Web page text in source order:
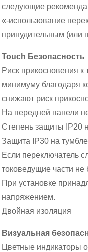
следующие
«-использование
принудительным (или
Touch Безопасность
Риск прикосновения
минимуму благодаря
снижают риск
На передней панели
Степень защиты IP20
Защита IP30 на
Если переключатель
токоведущие части не
При установке
напряжением.
Двойная изоляция
Визуальная
Цветные индикаторы